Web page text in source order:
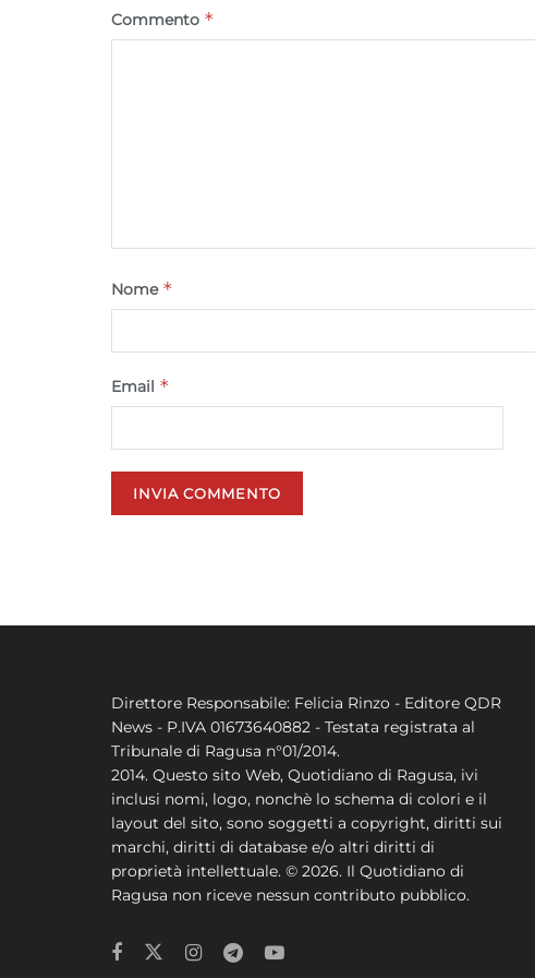
Commento *
Nome *
Email *
Direttore Responsabile: Felicia Rinzo - Editore QDR
News - P.IVA 01673640882 - Testata registrata al
Tribunale di Ragusa n°01/2014.
2014. Questo sito Web, Quotidiano di Ragusa, ivi
inclusi nomi, logo, nonchè lo schema di colori e il
layout del sito, sono soggetti a copyright, diritti sui
marchi, diritti di database e/o altri diritti di
proprietà intellettuale. © 2026. Il Quotidiano di
Ragusa non riceve nessun contributo pubblico.